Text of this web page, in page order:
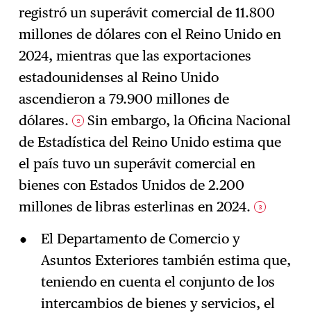
registró un superávit comercial de 11.800
millones de dólares con el Reino Unido en
2024, mientras que las exportaciones
estadounidenses al Reino Unido
ascendieron a 79.900 millones de
dólares. 2
Sin embargo, la Oficina Nacional
de Estadística del Reino Unido estima que
el país tuvo un superávit comercial en
bienes con Estados Unidos de 2.200
millones de libras esterlinas en 2024. 3
El Departamento de Comercio y
Asuntos Exteriores también estima que,
teniendo en cuenta el conjunto de los
intercambios de bienes y servicios, el